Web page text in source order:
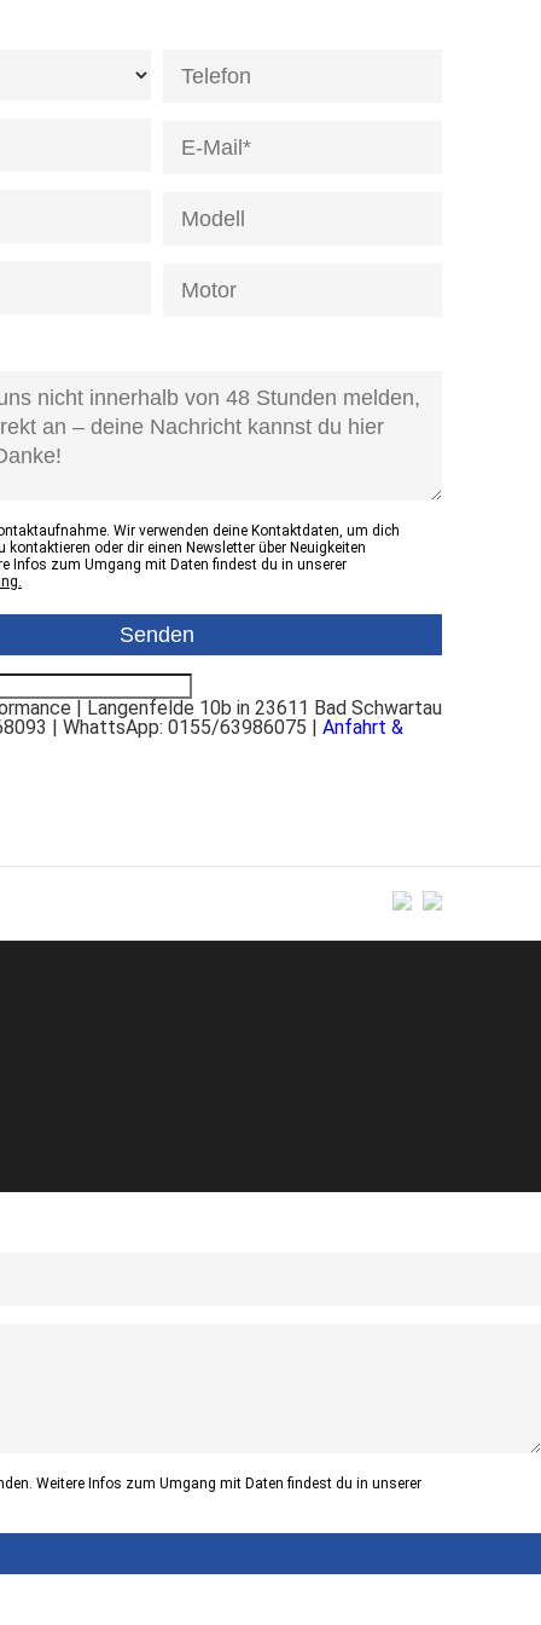
Wir verwenden deine Kontaktdaten, um dich
oder dir einen Newsletter über Neuigkeiten
Infos zum Umgang mit Daten findest du in unserer
| Langenfelde 10b in 23611 Bad Schwartau
| WhattsApp: 0155/63986075 | Anfahrt &
Weitere Infos zum Umgang mit Daten findest du in unserer